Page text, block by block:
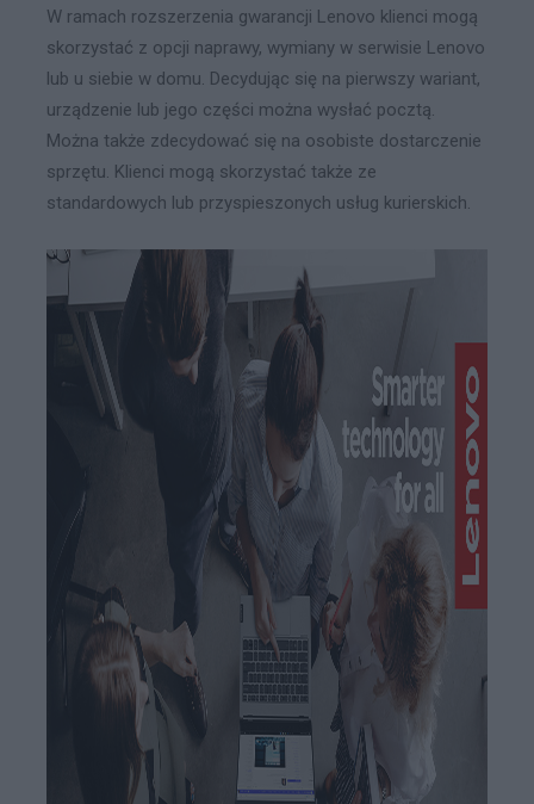
W ramach rozszerzenia gwarancji Lenovo klienci mogą
skorzystać z opcji naprawy, wymiany w serwisie Lenovo
lub u siebie w domu. Decydując się na pierwszy wariant,
urządzenie lub jego części można wysłać pocztą.
Można także zdecydować się na osobiste dostarczenie
sprzętu. Klienci mogą skorzystać także ze
standardowych lub przyspieszonych usług kurierskich.